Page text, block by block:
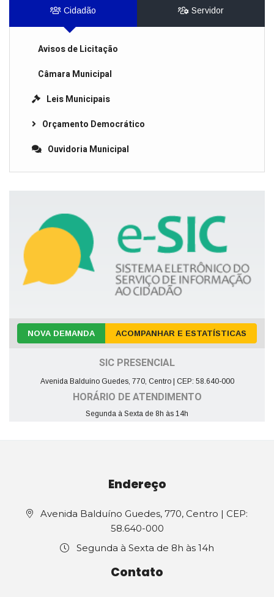
Cidadão Servidor
Avisos de Licitação
Câmara Municipal
Leis Municipais
Orçamento Democrático
Ouvidoria Municipal
NOVA DEMANDA ACOMPANHAR E ESTATÍSTICAS
SIC PRESENCIAL
Avenida Balduíno Guedes, 770, Centro | CEP: 58.640-000
HORÁRIO DE ATENDIMENTO
Segunda à Sexta de 8h às 14h
Endereço
Avenida Balduíno Guedes, 770, Centro | CEP:
58.640-000
Segunda à Sexta de 8h às 14h
Contato